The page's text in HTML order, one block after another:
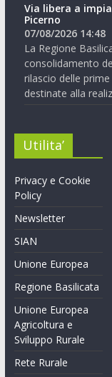
Via libera a
Picerno
07/08/2026 14:48
La Regione
consolidamento
rilascio delle
destinate alla
Utilita’
Privacy e Cookie
Policy
Newsletter
SIAN
Unione Europea
Regione Basilicata
Unione Europea
Agricoltura e
Sviluppo Rurale
Rete Rurale